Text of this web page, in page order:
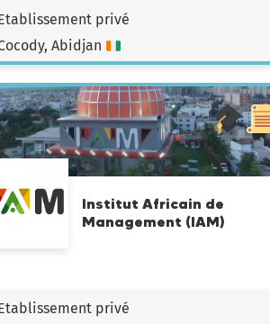
privé
Abidjan
Institut Africain de
Management (IAM)
privé